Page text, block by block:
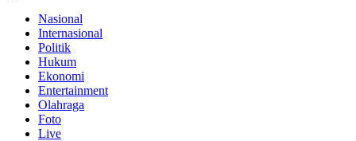
Nasional
Internasional
Politik
Hukum
Ekonomi
Entertainment
Olahraga
Foto
Live